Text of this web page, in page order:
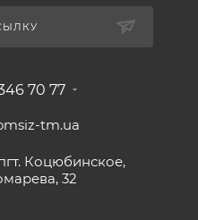
70 77
tm.ua
Коцюбинское,
32